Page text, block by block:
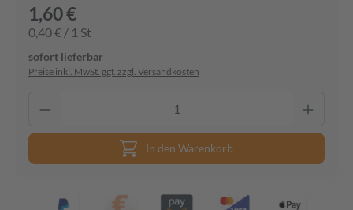
1,60 €
0,40 € / 1 St
sofort lieferbar
Preise inkl. MwSt. ggf. zzgl. Versandkosten
In den Warenkorb